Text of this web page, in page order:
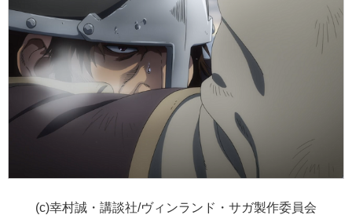
(c)幸村誠・講談社/ヴィンランド・サガ製作委員会